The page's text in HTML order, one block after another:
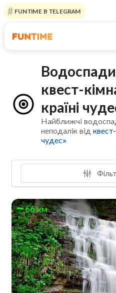
FUNTIME В TELEGRAM
квест-
країні
Найближчі
неподалік від
чудес»
66 км